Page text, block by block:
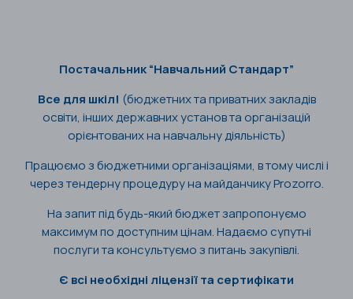
Постачальник “Навчальний Стандарт”
Все для шкіл! (бюджетних та приватних закладів
освіти, інших державних установ та організацій
орієнтованих на навчальну діяльність)
Працюємо з бюджетними організаціями, в тому числі і
через тендерну процедуру на майданчику Prozorro.
На запит під будь-який бюджет запропонуємо
максимум по доступним цінам. Надаємо супутні
послуги та консультуємо з питань закупівлі.
Є всі необхідні ліцензії та сертифікати